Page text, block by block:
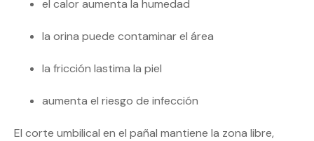
el calor aumenta la humedad
la orina puede contaminar el área
la fricción lastima la piel
aumenta el riesgo de infección
El corte umbilical en el pañal mantiene la zona libre,